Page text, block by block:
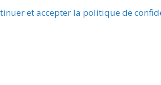
et accepter la politique de